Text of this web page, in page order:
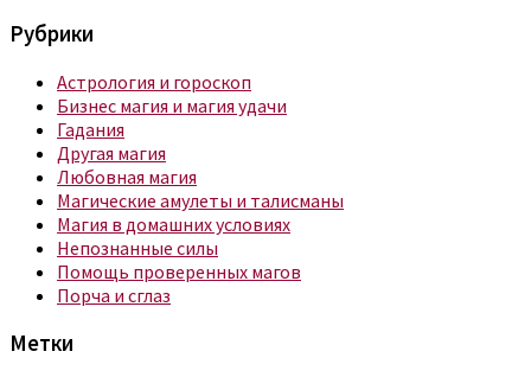
Рубрики
Астрология и гороскоп
Бизнес магия и магия удачи
Гадания
Другая магия
Любовная магия
Магические амулеты и талисманы
Магия в домашних условиях
Непознанные силы
Помощь проверенных магов
Порча и сглаз
Метки